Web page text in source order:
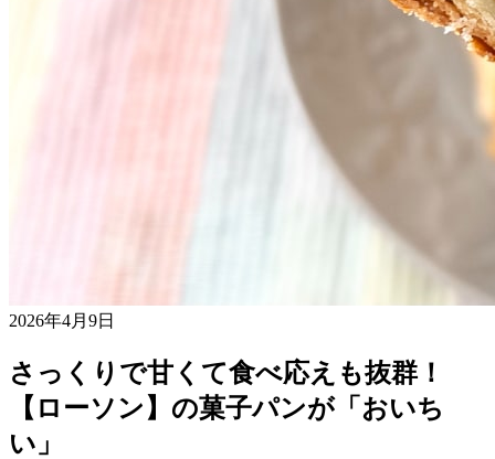
2026年4月9日
さっくりで甘くて食べ応えも抜群！
【ローソン】の菓子パンが「おいち
い」